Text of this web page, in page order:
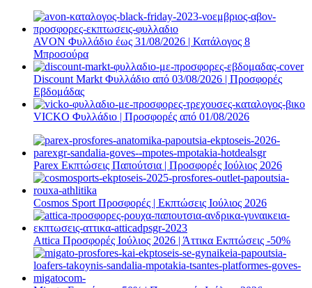
AVON Φυλλάδιο έως 31/08/2026 | Κατάλογος 8
Μπροσούρα
Discount Markt Φυλλάδιο από 03/08/2026 | Προσφορές
Εβδομάδας
VICKO Φυλλάδιο | Προσφορές από 01/08/2026
Parex Εκπτώσεις Παπούτσια | Προσφορές Ιούλιος 2026
Cosmos Sport Προσφορές | Εκπτώσεις Ιούλιος 2026
Attica Προσφορές Ιούλιος 2026 | Άττικα Εκπτώσεις -50%